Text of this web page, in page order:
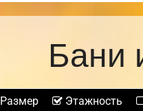
Бани
Размер Этажность